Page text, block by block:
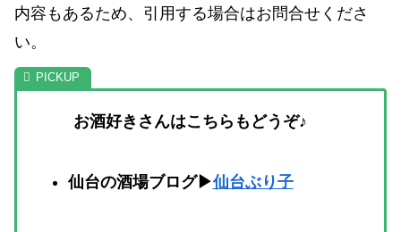
内容もあるため、引用する場合はお問合せくださ
い。
お酒好きさんはこちらもどうぞ♪
仙台の酒場ブログ▶仙台ぶり子